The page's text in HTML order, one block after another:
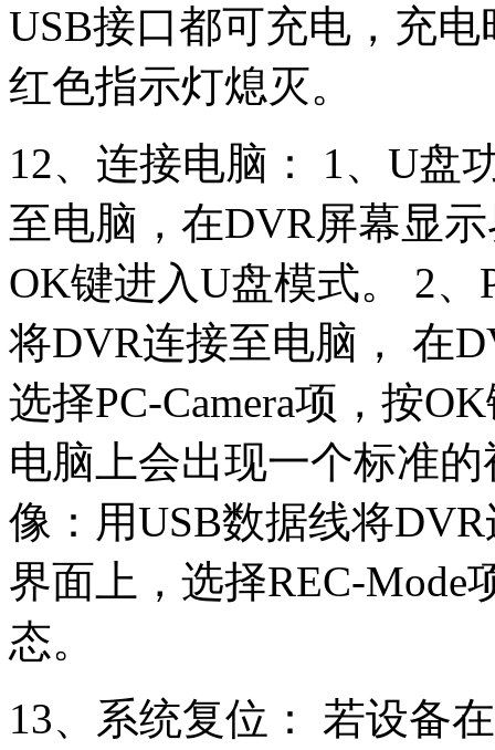
USB接口都可充电，充
红色指示灯熄灭。
12、连接电脑： 1、U盘
至电脑，在DVR屏幕显
OK键进入U盘模式。 2、
将DVR连接至电脑， 在
选择PC-Camera项，按
电脑上会出现一个标准
像：用USB数据线将
界面上，选择REC-Mode
态。
13、系统复位： 若设备